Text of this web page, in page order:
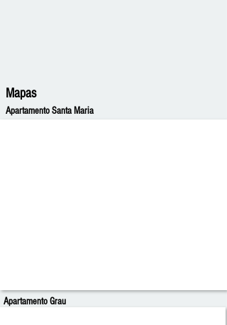
Mapas
Apartamento Santa Maria
Apartamento Grau